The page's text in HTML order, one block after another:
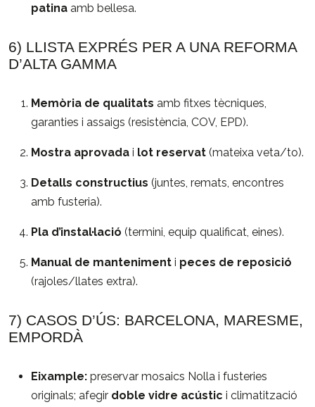
patina amb bellesa.
6) LLISTA EXPRÉS PER A UNA REFORMA
D’ALTA GAMMA
Memòria de qualitats amb fitxes tècniques,
garanties i assaigs (resistència, COV, EPD).
Mostra aprovada i lot reservat (mateixa veta/to).
Detalls constructius (juntes, remats, encontres
amb fusteria).
Pla d’instal·lació (termini, equip qualificat, eines).
Manual de manteniment i peces de reposició
(rajoles/llates extra).
7) CASOS D’ÚS: BARCELONA, MARESME,
EMPORDÀ
Eixample: preservar mosaics Nolla i fusteries
originals; afegir doble vidre acústic i climatització